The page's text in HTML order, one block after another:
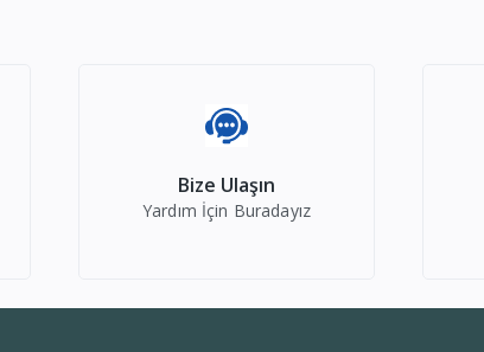
Bize Ulaşın
Yardım İçin Buradayız